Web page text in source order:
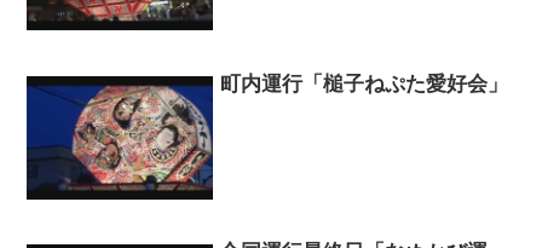
町内運行「槌子ねぷた愛好会」